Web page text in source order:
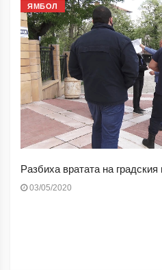
ЯМБОЛ
Разбиха вратата на
03/05/2020